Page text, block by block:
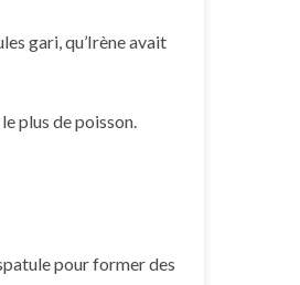
gari, qu’Irène avait
plus de poisson.
pour former des